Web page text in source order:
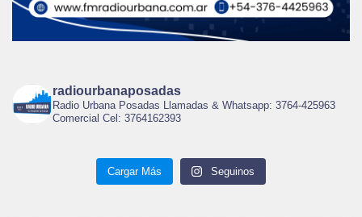
radiourbanaposadas
Radio Urbana Posadas Llamadas & Whatsapp: 3764-425963
Comercial Cel: 3764162393
Cargar Más Seguinos